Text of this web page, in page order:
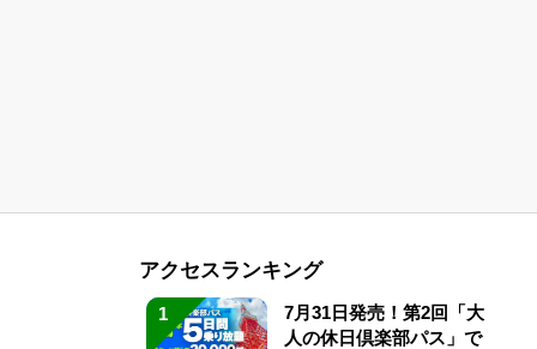
アクセスランキング
1
7月31日発売！第2回「大
人の休日倶楽部パス」で